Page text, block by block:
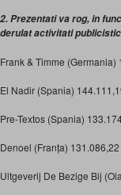
2. Prezentati va rog, in
derulat activitati
Frank & Timme (Germania)
El Nadir (Spania)
Pre-Textos (Spania)
Denoel (Franța) 131.086,22
Uitgeverij De Bezige Bij